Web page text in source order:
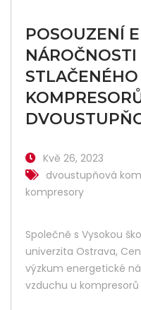
POSOUZENÍ
Kvě 26, 2023
dvoustupňová
kompresory
Společně s Vysokou
univerzita Ostrava,
výzkum energetické
vzduchu u